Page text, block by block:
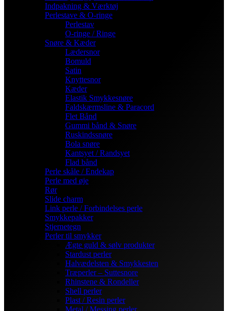
Indpakning & Værktøj
Perlestave & O-ringe
Perlestav
O-ringe / Ringe
Snøre & Kæder
Lædersnor
Bomuld
Satin
Knyttesnor
Kæder
Elastik Smykkesnøre
Faldskærmsline & Paracord
Flet Bånd
Gummi bånd & Snøre
Ruskindssnøre
Bola snøre
Kantsyet / Randsyet
Flad bånd
Perle skåle / Endekap
Perle med øje
Rør
Slide charm
Link perle / Forbindelses perle
Smykkepakker
Stjernetegn
Perler til smykker
Ægte guld & sølv produkter
Stardust perler
Halvædelsten & Smykkesten
Træperler – Suttesnore
Rhinstene & Rondeller
Shell perler
Plast / Resin perler
Metal / Messing perler